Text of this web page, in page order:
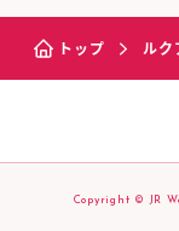
トップ ルク
Copyright © JR